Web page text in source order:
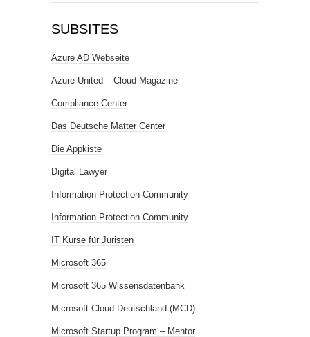
SUBSITES
Azure AD Webseite
Azure United – Cloud Magazine
Compliance Center
Das Deutsche Matter Center
Die Appkiste
Digital Lawyer
Information Protection Community
Information Protection Community
IT Kurse für Juristen
Microsoft 365
Microsoft 365 Wissensdatenbank
Microsoft Cloud Deutschland (MCD)
Microsoft Startup Program – Mentor